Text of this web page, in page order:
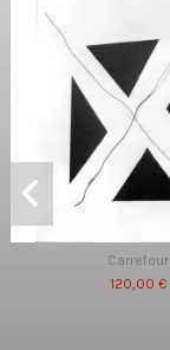
Carrefour
120,00 €